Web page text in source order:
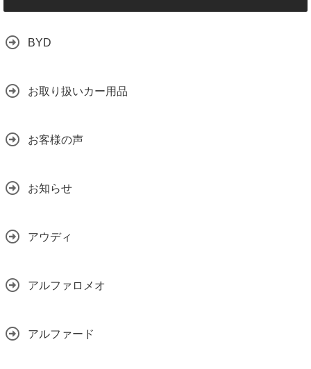
BYD
お取り扱いカー用品
お客様の声
お知らせ
アウディ
アルファロメオ
アルファード